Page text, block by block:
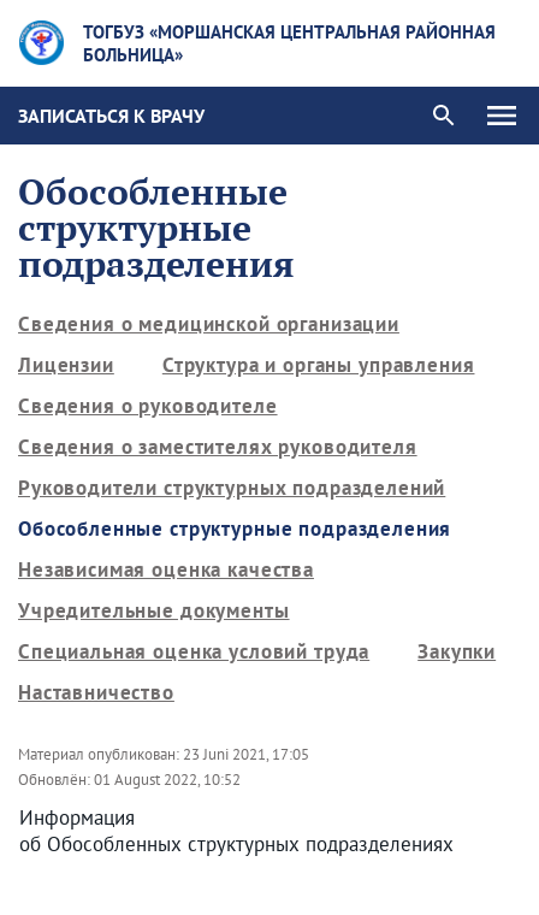
ТОГБУЗ «МОРШАНСКАЯ ЦЕНТРАЛЬНАЯ РАЙОННАЯ
БОЛЬНИЦА»
ЗАПИСАТЬСЯ К ВРАЧУ
Обособленные
структурные
подразделения
Сведения о медицинской организации
Лицензии
Структура и органы управления
Сведения о руководителе
Сведения о заместителях руководителя
Руководители структурных подразделений
Обособленные структурные подразделения
Независимая оценка качества
Учредительные документы
Специальная оценка условий труда
Закупки
Наставничество
Материал опубликован: 23 Juni 2021, 17:05
Обновлён:01 August 2022, 10:52
Информация
об Обособленных структурных подразделениях